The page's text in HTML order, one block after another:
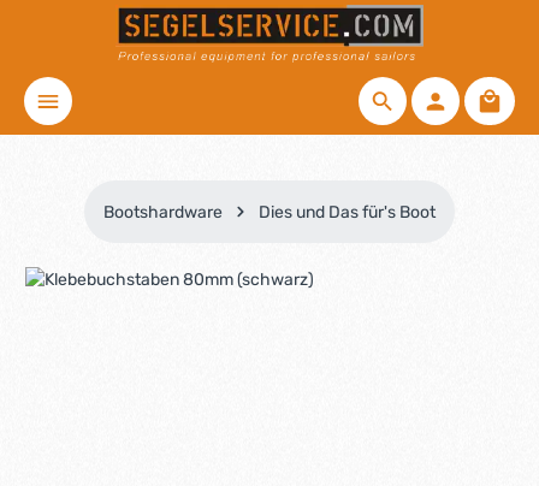
Zum Hauptinhalt springen
Bootshardware Dies und Das für's Boot
Bildergalerie überspringen